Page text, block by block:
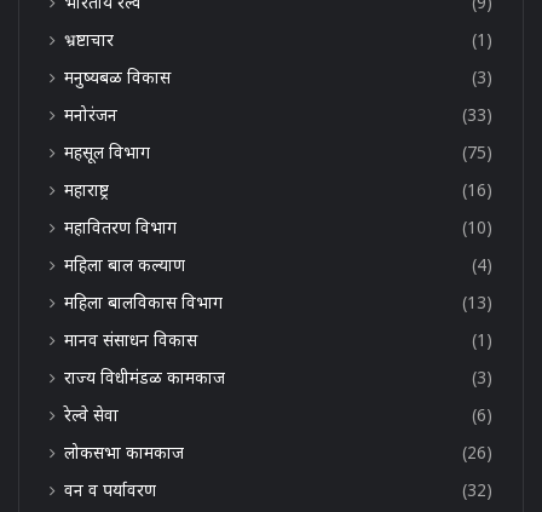
भ्रष्टाचार
(1)
मनुष्यबळ विकास
(3)
मनोरंजन
(33)
महसूल विभाग
(75)
महाराष्ट्र
(16)
महावितरण विभाग
(10)
महिला बाल कल्याण
(4)
महिला बालविकास विभाग
(13)
मानव संसाधन विकास
(1)
राज्य विधीमंडळ कामकाज
(3)
रेल्वे सेवा
(6)
लोकसभा कामकाज
(26)
वन व पर्यावरण
(32)